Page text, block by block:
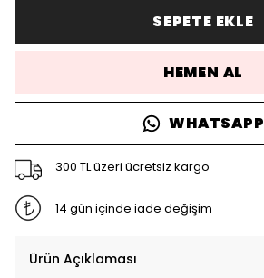
SEPETE EKLE
HEMEN AL
WHATSAPP
300 TL üzeri ücretsiz kargo
14 gün içinde iade değişim
Ürün Açıklaması